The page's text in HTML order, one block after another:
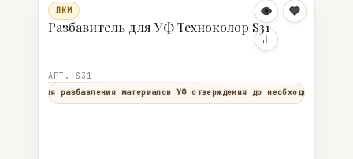
ЛКМ
Разбавитель для УФ Техноколор S31
АРТ. S31
для разбавления материалов УФ отверждения до необходимой